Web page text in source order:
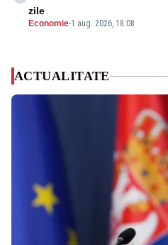
Economie-1 aug. 2026, 18:08
zile
ACTUALITATE